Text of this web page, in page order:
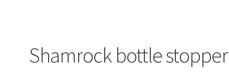
Shamrock bottle stopper